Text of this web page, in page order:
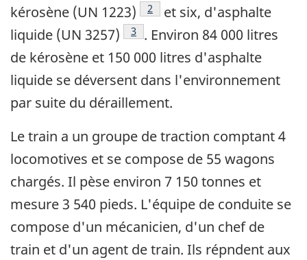
kérosène (UN 1223)
Note de bas de page
2
et six, d'asphalte
liquide (UN 3257)
Note de bas de page
3 . Environ 84 000 litres
de kérosène et 150 000 litres d'asphalte
liquide se déversent dans l'environnement
par suite du déraillement.
Le train a un groupe de traction comptant 4
locomotives et se compose de 55 wagons
chargés. Il pèse environ 7 150 tonnes et
mesure 3 540 pieds. L'équipe de conduite se
compose d'un mécanicien, d'un chef de
train et d'un agent de train. Ils répndent aux